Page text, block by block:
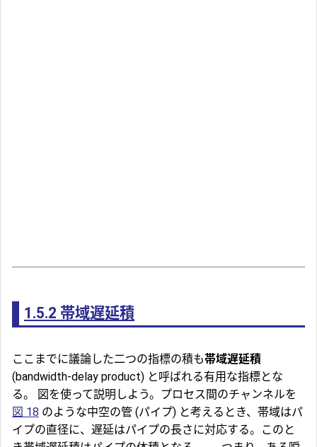
1.5.2 帯域遅延積
ここまでに議論した二つの指標の積も帯域遅延積
(bandwidth-delay product) と呼ばれる有用な指標とな
る。 図を使って説明しよう。プロセス間のチャンネルを
図 18 のような中空の管 (パイプ) と考えるとき、帯域はパ
イプの直径に、遅延はパイプの長さに対応する。このと